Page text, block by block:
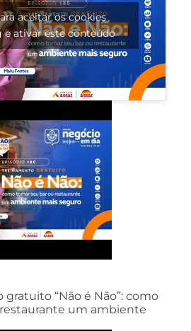
aceitar os cookies
e ativar este conteúdo
gratuito “Não é Não”: como
um ambiente